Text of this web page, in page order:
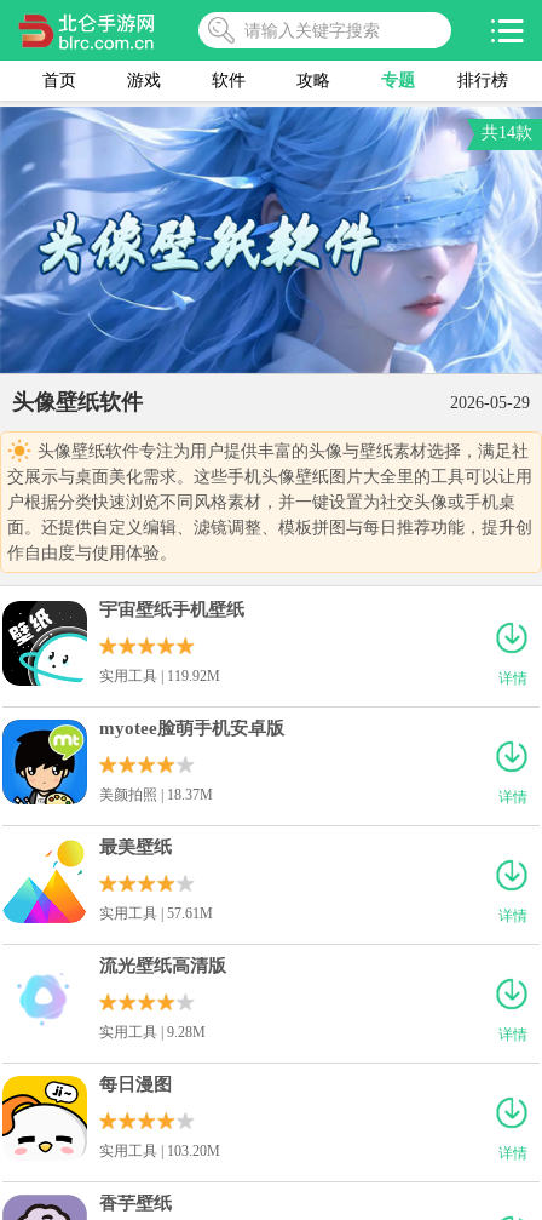
首页 游戏 软件 攻略 专题 排行榜
共14款
头像壁纸软件 2026-05-29
头像壁纸软件专注为用户提供丰富的头像与壁纸素材选择，满足社
交展示与桌面美化需求。这些手机头像壁纸图片大全里的工具可以让用
户根据分类快速浏览不同风格素材，并一键设置为社交头像或手机桌
面。还提供自定义编辑、滤镜调整、模板拼图与每日推荐功能，提升创
作自由度与使用体验。
详情
宇宙壁纸手机壁纸
实用工具 | 119.92M
详情
myotee脸萌手机安卓版
美颜拍照 | 18.37M
详情
最美壁纸
实用工具 | 57.61M
详情
流光壁纸高清版
实用工具 | 9.28M
详情
每日漫图
实用工具 | 103.20M
香芋壁纸